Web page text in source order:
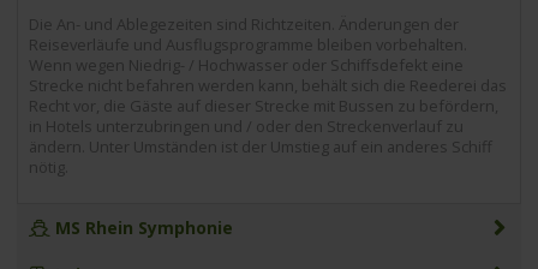
Die An- und Ablegezeiten sind Richtzeiten. Änderungen der
Reiseverläufe und Ausflugsprogramme bleiben vorbehalten.
Wenn wegen Niedrig- / Hochwasser oder Schiffsdefekt eine
Strecke nicht befahren werden kann, behält sich die Reederei das
Recht vor, die Gäste auf dieser Strecke mit Bussen zu befördern,
in Hotels unterzubringen und / oder den Streckenverlauf zu
ändern. Unter Umständen ist der Umstieg auf ein anderes Schiff
nötig.
MS Rhein Symphonie